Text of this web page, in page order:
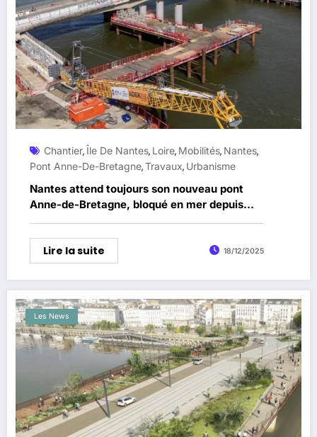
Chantier,Île De Nantes, Loire, Mobilités, Nantes,
Pont Anne-De-Bretagne,Travaux, Urbanisme
Nantes attend toujours son nouveau pont
Anne-de-Bretagne, bloqué en mer depuis
des semaines
Lire la suite 18/12/2025
Les News